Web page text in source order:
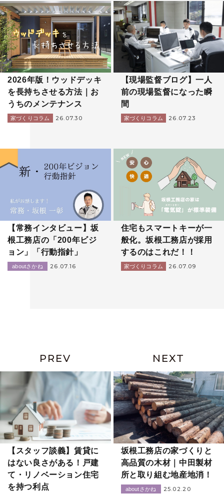
2026年版！ウッドデッキ
を長持ちさせる方法｜お
うちのメンテナンス
家づくりコラム 26.07.30
【現場監督ブログ】一人
前の現場監督になった瞬
間
家づくりコラム 26.07.23
【常務インタビュー】坂
根工務店の「200年ビジ
ョン」「行動指針」
aboutさかね 26.07.16
住宅もスマートキーが一
般化。坂根工務店が採用
するのはこれだ！！
家づくりコラム 26.07.09
PREV
【スタッフ談義】賃貸に
はない良さがある！戸建
て・リノベーション住宅
を持つ利点
NEXT
坂根工務店の家づくりと
高品質の木材｜中田製材
所と取り組む地産地消！
aboutさかね 25.02.20